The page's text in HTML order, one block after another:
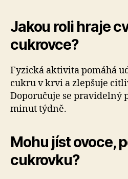
Jakou roli hraje
cukrovce?
Fyzická aktivita pomáhá
cukru v krvi a zlepšuje
Doporučuje se pravidelný
minut týdně.
Mohu jíst ovoce,
cukrovku?